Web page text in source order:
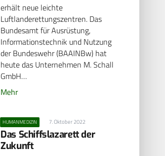
erhält neue leichte
Luftlanderettungszentren. Das
Bundesamt für Ausrüstung,
Informationstechnik und Nutzung
der Bundeswehr (BAAINBw) hat
heute das Unternehmen M. Schall
GmbH…
Mehr
HUMANMEDIZIN 7. Oktober 2022
Das Schiffslazarett der
Zukunft